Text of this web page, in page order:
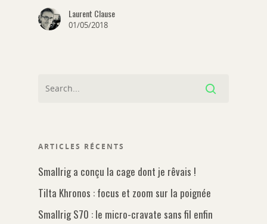
Laurent Clause
01/05/2018
ARTICLES RÉCENTS
Smallrig a conçu la cage dont je rêvais !
Tilta Khronos : focus et zoom sur la poignée
Smallrig S70 : le micro-cravate sans fil enfin